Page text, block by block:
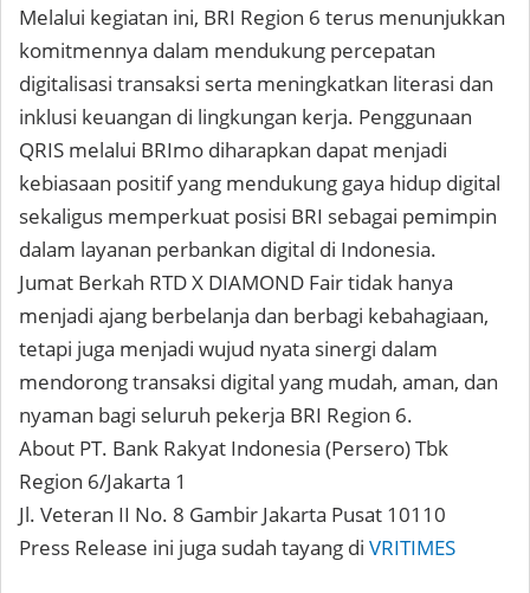
Melalui kegiatan ini, BRI Region 6 terus menunjukkan
komitmennya dalam mendukung percepatan
digitalisasi transaksi serta meningkatkan literasi dan
inklusi keuangan di lingkungan kerja. Penggunaan
QRIS melalui BRImo diharapkan dapat menjadi
kebiasaan positif yang mendukung gaya hidup digital
sekaligus memperkuat posisi BRI sebagai pemimpin
dalam layanan perbankan digital di Indonesia.
Jumat Berkah RTD X DIAMOND Fair tidak hanya
menjadi ajang berbelanja dan berbagi kebahagiaan,
tetapi juga menjadi wujud nyata sinergi dalam
mendorong transaksi digital yang mudah, aman, dan
nyaman bagi seluruh pekerja BRI Region 6.
About PT. Bank Rakyat Indonesia (Persero) Tbk
Region 6/Jakarta 1
Jl. Veteran II No. 8 Gambir Jakarta Pusat 10110
Press Release ini juga sudah tayang di VRITIMES